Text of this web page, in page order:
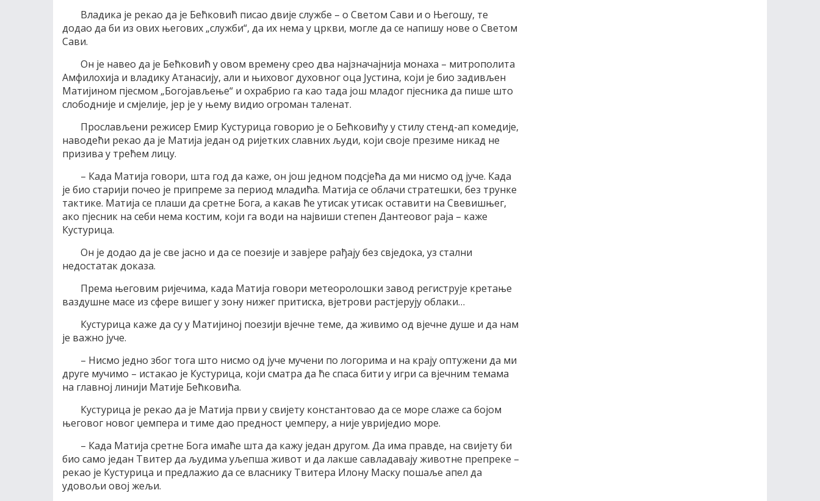
Владика је рекао да је Бећковић писао двије службе – о Светом Сави и о Његошу, те
додао да би из ових његових „служби“, да их нема у цркви, могле да се напишу нове о Светом
Сави.
Он је навео да је Бећковић у овом времену срео два најзначајнија монаха – митрополита
Амфилохија и владику Атанасију, али и њиховог духовног оца Јустина, који је био задивљен
Матијином пјесмом „Богојављење“ и охрабрио га као тада још младог пјесника да пише што
слободније и смјелије, јер је у њему видио огроман таленат.
Прослављени режисер Емир Кустурица говорио је о Бећковићу у стилу стенд-ап комедије,
наводећи рекао да је Матија један од ријетких славних људи, који своје презиме никад не
призива у трећем лицу.
– Када Матија говори, шта год да каже, он још једном подсјећа да ми нисмо од јуче. Када
је био старији почео је припреме за период младића. Матија се облачи стратешки, без трунке
тактике. Матија се плаши да сретне Бога, а какав ће утисак утисак оставити на Свевишњег,
ако пјесник на себи нема костим, који га води на највиши степен Дантеовог раја – каже
Кустурица.
Он је додао да је све јасно и да се поезије и завјере рађају без свједока, уз стални
недостатак доказа.
Према његовим ријечима, када Матија говори метеоролошки завод региструје кретање
ваздушне масе из сфере вишег у зону нижег притиска, вјетрови растјерују облаки…
Кустурица каже да су у Матијиној поезији вјечне теме, да живимо од вјечне душе и да нам
је важно јуче.
– Нисмо једно због тога што нисмо од јуче мучени по логорима и на крају оптужени да ми
друге мучимо – истакао је Кустурица, који сматра да ће спаса бити у игри са вјечним темама
на главној линији Матије Бећковића.
Кустурица је рекао да је Матија први у свијету константовао да се море слаже са бојом
његовог новог џемпера и тиме дао предност џемперу, а није увриједио море.
– Када Матија сретне Бога имаће шта да кажу један другом. Да има правде, на свијету би
био само један Твитер да људима уљепша живот и да лакше савладавају животне препреке –
рекао је Кустурица и предлажио да се власнику Твитера Илону Маску пошаље апел да
удовољи овој жељи.